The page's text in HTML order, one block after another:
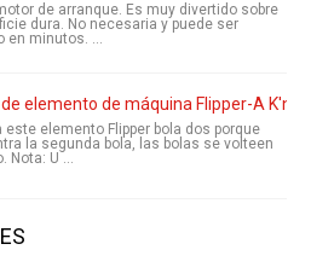
de arranque. Es muy divertido sobre
dura. No necesaria y puede ser
en minutos. ...
de elemento de máquina Flipper-A
este elemento Flipper bola dos porque
la segunda bola, las bolas se volteen
Nota: U ...